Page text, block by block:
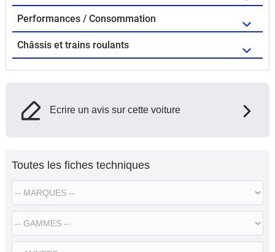
Performances / Consommation
Châssis et trains roulants
Ecrire un avis sur cette voiture
Toutes les fiches techniques